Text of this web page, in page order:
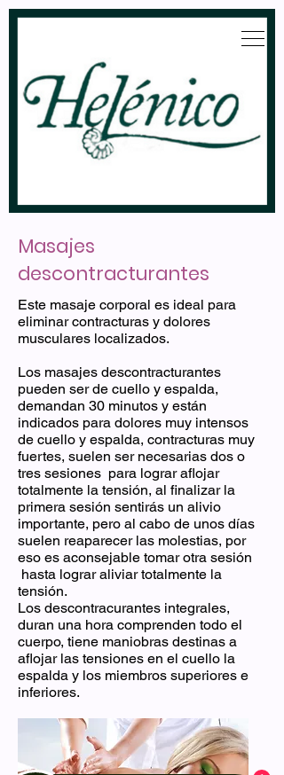
Masajes
descontracturantes
Este masaje corporal es ideal para
eliminar contracturas y dolores
musculares localizados.
Los masajes descontracturantes
pueden ser de cuello y espalda,
demandan 30 minutos y están
indicados para dolores muy intensos
de cuello y espalda, contracturas muy
fuertes, suelen ser necesarias dos o
tres sesiones para lograr aflojar
totalmente la tensión, al finalizar la
primera sesión sentirás un alivio
importante, pero al cabo de unos días
suelen reaparecer las molestias, por
eso es aconsejable tomar otra sesión
hasta lograr aliviar totalmente la
tensión.
Los descontracurantes integrales,
duran una hora comprenden todo el
cuerpo, tiene maniobras destinas a
aflojar las tensiones en el cuello la
espalda y los miembros superiores e
inferiores.